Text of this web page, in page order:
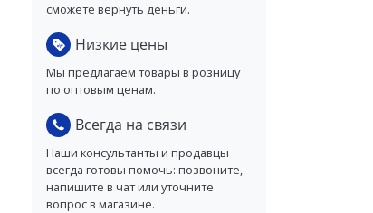
сможете вернуть деньги.
Низкие цены
Мы предлагаем товары в розницу
по оптовым ценам.
Всегда на связи
Наши консультанты и продавцы
всегда готовы помочь: позвоните,
напишите в чат или уточните
вопрос в магазине.